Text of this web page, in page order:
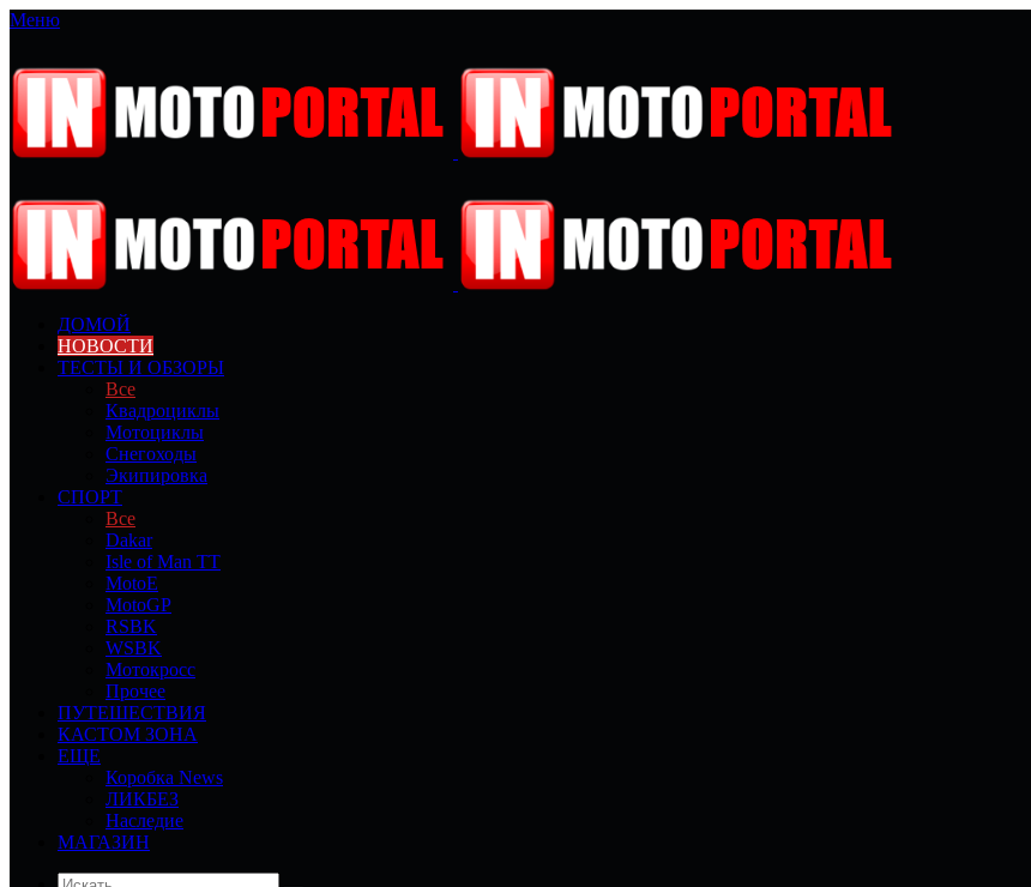
Меню
ДОМОЙ
НОВОСТИ
ТЕСТЫ И ОБЗОРЫ
Все
Квадроциклы
Мотоциклы
Снегоходы
Экипировка
СПОРТ
Все
Dakar
Isle of Man TT
MotoE
MotoGP
RSBK
WSBK
Мотокросс
Прочее
ПУТЕШЕСТВИЯ
КАСТОМ ЗОНА
ЕЩЕ
Коробка News
ЛИКБЕЗ
Наследие
МАГАЗИН